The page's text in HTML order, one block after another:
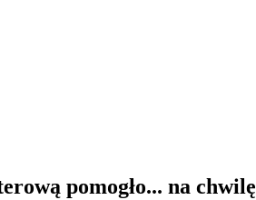
pomogło... na chwilę